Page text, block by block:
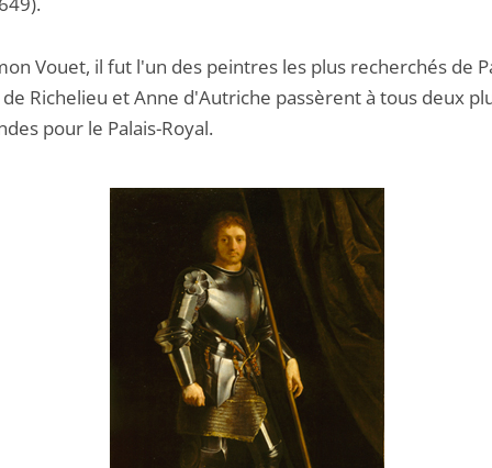
Vouet, il fut l'un des peintres les plus recherchés de
Richelieu et Anne d'Autriche passèrent à tous deux
pour le Palais-Royal.